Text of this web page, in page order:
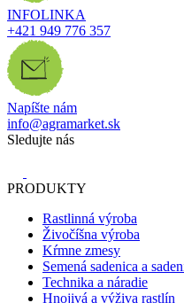
INFOLINKA
+421 949 776 357
Napíšte nám
info@agramarket.sk
Sledujte nás
PRODUKTY
Rastlinná výroba
Živočíšna výroba
Kŕmne zmesy
Semená sadenica a
Technika a náradie
Hnojivá a výživa rastlín